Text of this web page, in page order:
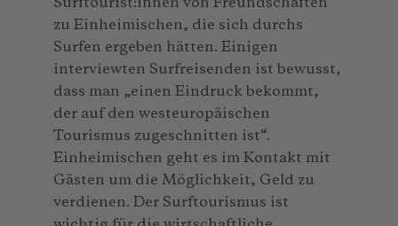
Surftourist:innen von Freundschaften
zu Einheimischen, die sich durchs
Surfen ergeben hätten. Einigen
interviewten Surfreisenden ist bewusst,
dass man „einen Eindruck bekommt,
der auf den westeuropäischen
Tourismus zugeschnitten ist“.
Einheimischen geht es im Kontakt mit
Gästen um die Möglichkeit, Geld zu
verdienen. Der Surftourismus ist